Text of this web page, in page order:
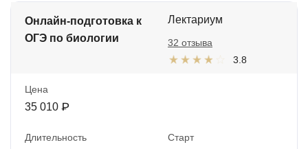
Онлайн-подготовка к
ОГЭ по биологии
Лектариум
3.8
32 отзыва
Цена
35 010 ₽
Длительность Старт